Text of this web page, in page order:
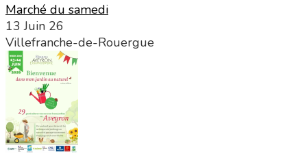
Marché du samedi
13 Juin 26
Villefranche-de-Rouergue